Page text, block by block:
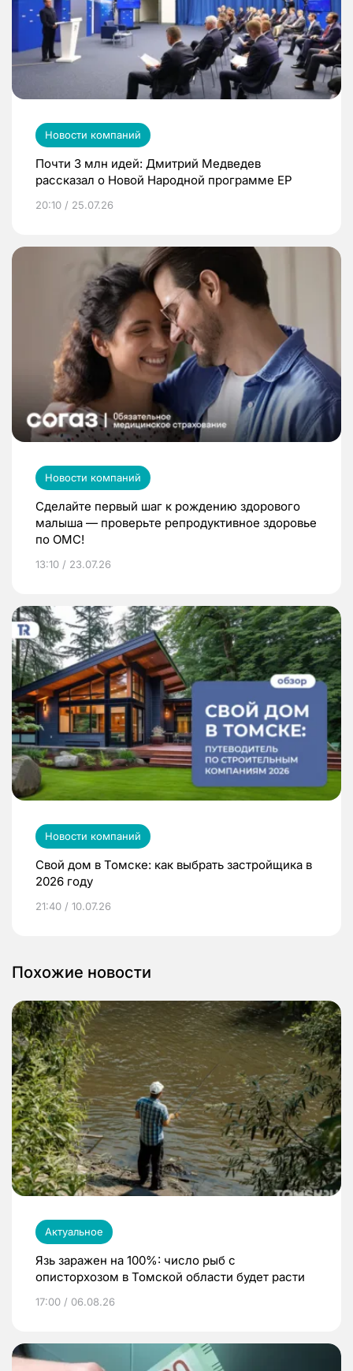
Новости компаний
Почти 3 млн идей: Дмитрий Медведев
рассказал о Новой Народной программе ЕР
20:10 / 25.07.26
Новости компаний
Сделайте первый шаг к рождению здорового
малыша — проверьте репродуктивное здоровье
по ОМС!
13:10 / 23.07.26
Новости компаний
Свой дом в Томске: как выбрать застройщика в
2026 году
21:40 / 10.07.26
Похожие новости
Актуальное
Язь заражен на 100%: число рыб с
описторхозом в Томской области будет расти
17:00 / 06.08.26